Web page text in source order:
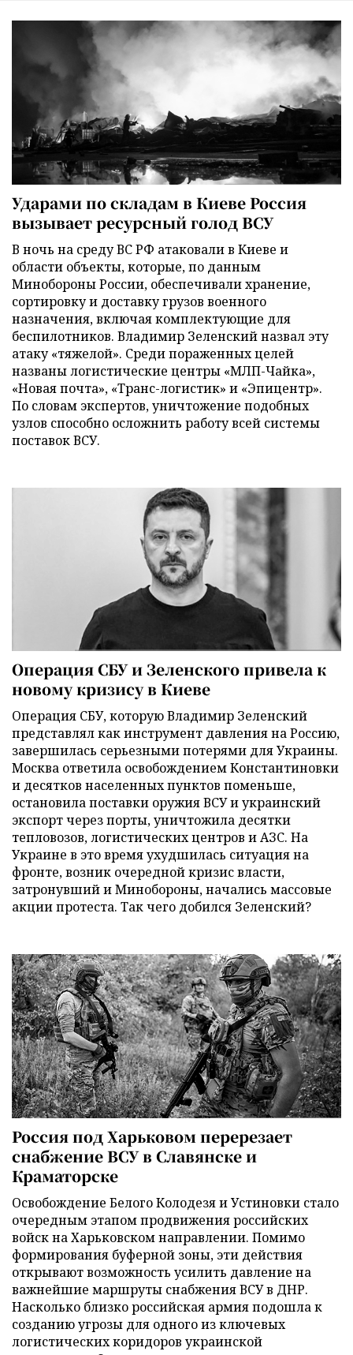
Ударами по складам в Киеве Россия
вызывает ресурсный голод ВСУ
В ночь на среду ВС РФ атаковали в Киеве и
области объекты, которые, по данным
Минобороны России, обеспечивали хранение,
сортировку и доставку грузов военного
назначения, включая комплектующие для
беспилотников. Владимир Зеленский назвал эту
атаку «тяжелой». Среди пораженных целей
названы логистические центры «МЛП-Чайка»,
«Новая почта», «Транс-логистик» и «Эпицентр».
По словам экспертов, уничтожение подобных
узлов способно осложнить работу всей системы
поставок ВСУ.
Операция СБУ и Зеленского привела к
новому кризису в Киеве
Операция СБУ, которую Владимир Зеленский
представлял как инструмент давления на Россию,
завершилась серьезными потерями для Украины.
Москва ответила освобождением Константиновки
и десятков населенных пунктов поменьше,
остановила поставки оружия ВСУ и украинский
экспорт через порты, уничтожила десятки
тепловозов, логистических центров и АЗС. На
Украине в это время ухудшилась ситуация на
фронте, возник очередной кризис власти,
затронувший и Минобороны, начались массовые
акции протеста. Так чего добился Зеленский?
Россия под Харьковом перерезает
снабжение ВСУ в Славянске и
Краматорске
Освобождение Белого Колодезя и Устиновки стало
очередным этапом продвижения российских
войск на Харьковском направлении. Помимо
формирования буферной зоны, эти действия
открывают возможность усилить давление на
важнейшие маршруты снабжения ВСУ в ДНР.
Насколько близко российская армия подошла к
созданию угрозы для одного из ключевых
логистических коридоров украинской